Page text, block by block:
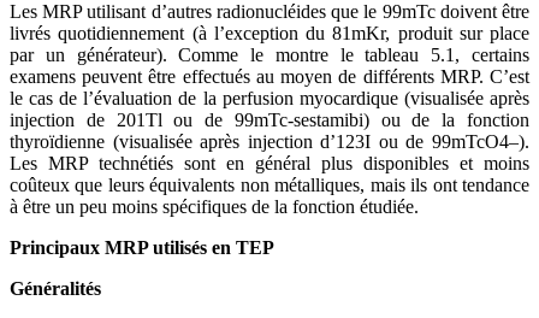
Les MRP utilisant d’autres radionucléides que le 99mTc doivent être
livrés quotidiennement (à l’exception du 81mKr, produit sur place
par un générateur). Comme le montre le tableau 5.1, certains
examens peuvent être effectués au moyen de différents MRP. C’est
le cas de l’évaluation de la perfusion myocardique (visualisée après
injection de 201Tl ou de 99mTc-sestamibi) ou de la fonction
thyroïdienne (visualisée après injection d’123I ou de 99mTcO4–).
Les MRP technétiés sont en général plus disponibles et moins
coûteux que leurs équivalents non métalliques, mais ils ont tendance
à être un peu moins spécifiques de la fonction étudiée.
Principaux MRP utilisés en TEP
Généralités